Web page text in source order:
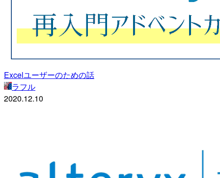
Excelユーザーのための話
ラフル
2020.12.10